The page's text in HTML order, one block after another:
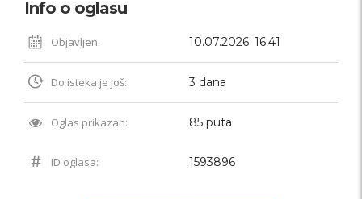
Info o oglasu
Objavljen: 10.07.2026. 16:41
Do isteka je još: 3 dana
Oglas prikazan: 85 puta
ID oglasa: 1593896